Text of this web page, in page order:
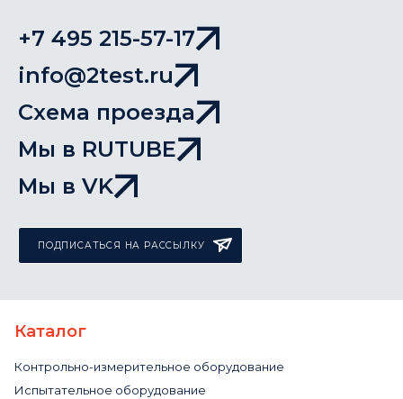
+7 495 215-57-17
info@2test.ru
Схема проезда
Мы в RUTUBE
Мы в VK
ПОДПИСАТЬСЯ НА РАССЫЛКУ
Каталог
Контрольно-измерительное оборудование
Испытательное оборудование